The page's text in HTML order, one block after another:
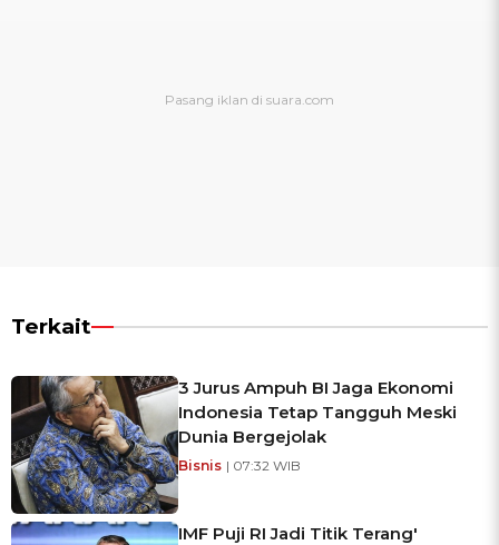
Terkait
3 Jurus Ampuh BI Jaga Ekonomi
Indonesia Tetap Tangguh Meski
Dunia Bergejolak
Bisnis | 07:32 WIB
IMF Puji RI Jadi Titik Terang'